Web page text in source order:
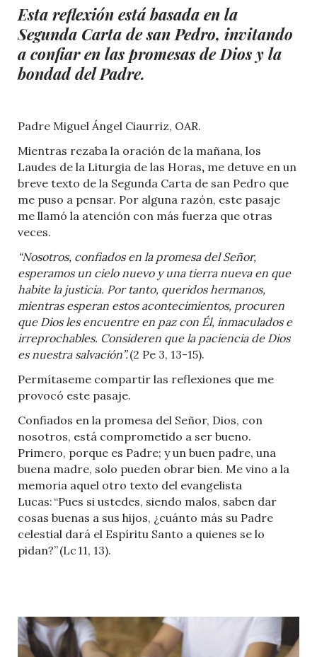
Esta reflexión está basada en la
Segunda Carta de san Pedro, invitando
a confiar en las promesas de Dios y la
bondad del Padre.
Padre Miguel Ángel Ciaurriz, OAR.
Mientras rezaba la oración de la mañana, los
Laudes de la Liturgia de las Horas, me detuve en un
breve texto de la Segunda Carta de san Pedro que
me puso a pensar. Por alguna razón, este pasaje
me llamó la atención con más fuerza que otras
veces.
“Nosotros, confiados en la promesa del Señor,
esperamos un cielo nuevo y una tierra nueva en que
habite la justicia. Por tanto, queridos hermanos,
mientras esperan estos acontecimientos, procuren
que Dios les encuentre en paz con Él, inmaculados e
irreprochables. Consideren que la paciencia de Dios
es nuestra salvación”.(2 Pe 3, 13-15).
Permítaseme compartir las reflexiones que me
provocó este pasaje.
Confiados en la promesa del Señor, Dios, con
nosotros, está comprometido a ser bueno.
Primero, porque es Padre; y un buen padre, una
buena madre, solo pueden obrar bien. Me vino a la
memoria aquel otro texto del evangelista
Lucas: “Pues si ustedes, siendo malos, saben dar
cosas buenas a sus hijos, ¿cuánto más su Padre
celestial dará el Espíritu Santo a quienes se lo
pidan?” (Lc 11, 13).